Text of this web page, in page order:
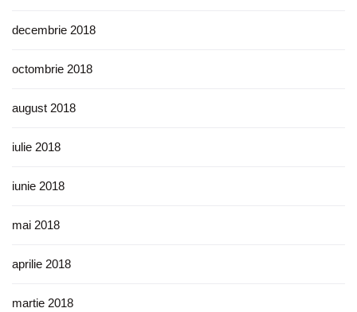
decembrie 2018
octombrie 2018
august 2018
iulie 2018
iunie 2018
mai 2018
aprilie 2018
martie 2018